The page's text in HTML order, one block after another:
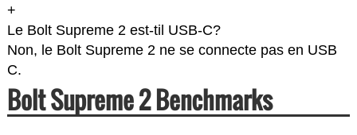
+
Le Bolt Supreme 2 est-til USB-C?
Non, le Bolt Supreme 2 ne se connecte pas en USB
C.
Bolt Supreme 2 Benchmarks